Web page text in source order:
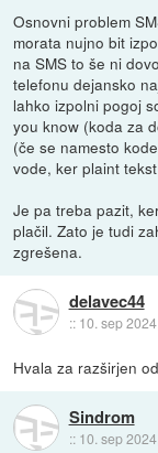
Osnovni problem
morata nujno bit
na SMS to še ni
telefonu dejansko
lahko izpolni pogoj
you know (koda za
(če se namesto
vode, ker plaint
Je pa treba pazit,
plačil. Zato je tudi
zgrešena.
delavec44
:: 10. sep
Hvala za razširjen
Sindrom
:: 10. sep